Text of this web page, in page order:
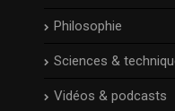
Philosophie
Sciences &
Vidéos & podcasts